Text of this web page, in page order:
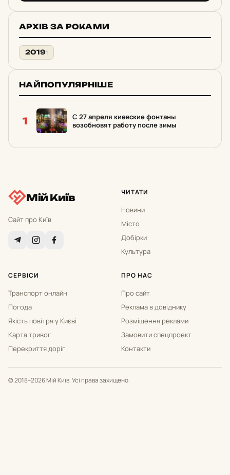
АРХІВ ЗА РОКАМИ
20191
НАЙПОПУЛЯРНІШЕ
1
С 27 апреля киевские фонтаны
возобновят работу после зимы
Мій Київ
Сайт про Київ
ЧИТАТИ
Новини
Місто
Добірки
Культура
СЕРВІСИ
Транспорт онлайн
Погода
Якість повітря у Києві
Карта тривог
Перекриття доріг
ПРО НАС
Про сайт
Реклама в довіднику
Розміщення реклами
Замовити спецпроект
Контакти
© 2018–2026 Мій Київ. Усі права захищено.